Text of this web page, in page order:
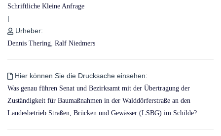
Schriftliche Kleine Anfrage
|
Urheber:
Dennis Thering Ralf Niedmers
Hier können Sie die Drucksache einsehen:
Was genau führen Senat und Bezirksamt mit der Übertragung der
Zuständigkeit für Baumaßnahmen in der Walddörferstraße an den
Landesbetrieb Straßen, Brücken und Gewässer (LSBG) im Schilde?